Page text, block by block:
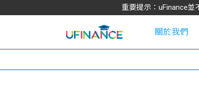
重要提示：uFinance
關於我們